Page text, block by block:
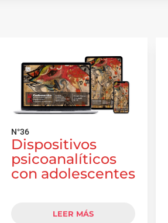
N°36
Dispositivos
psicoanalíticos
con adolescentes
LEER MÁS